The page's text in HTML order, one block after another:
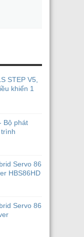
STEP V5,
khiển 1
Bộ phát
Servo 86
HBS86HD
Servo 86